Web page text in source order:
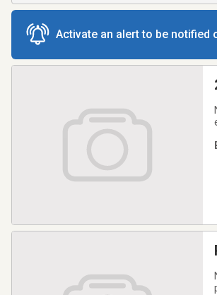
Activate an alert to be notified